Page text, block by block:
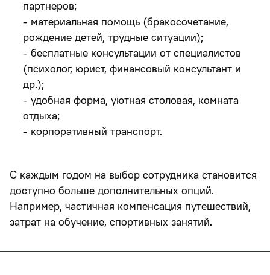
партнеров;
- материальная помощь (бракосочетание,
рождение детей, трудные ситуации);
- бесплатные консультации от специалистов
(психолог, юрист, финансовый консультант и
др.);
- удобная форма, уютная столовая, комната
отдыха;
- корпоративный транспорт.
С каждым годом на выбор сотрудника становится
доступно больше дополнительных опций.
Например, частичная компенсация путешествий,
затрат на обучение, спортивных занятий.